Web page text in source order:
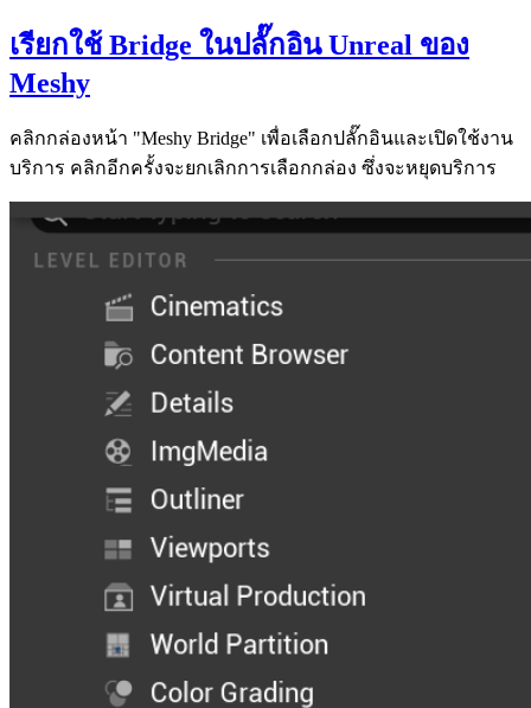
เรียกใช้ Bridge ในปลั๊กอิน Unreal ของ
Meshy
คลิกกล่องหน้า "Meshy Bridge" เพื่อเลือกปลั๊กอินและเปิดใช้งาน
บริการ คลิกอีกครั้งจะยกเลิกการเลือกกล่อง ซึ่งจะหยุดบริการ